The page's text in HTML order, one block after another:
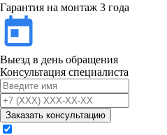
Гарантия на монтаж 3 года
Выезд в день обращения
Консультация специалиста
Заказать консультацию